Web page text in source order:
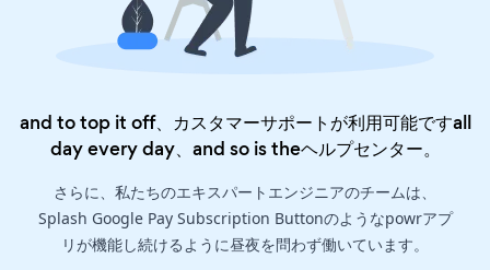
and to top it off、カスタマーサポートが利用可能ですall
day every day、and so is theヘルプセンター。
さらに、私たちのエキスパートエンジニアのチームは、
Splash Google Pay Subscription Buttonのようなpowrアプ
リが機能し続けるように昼夜を問わず働いています。